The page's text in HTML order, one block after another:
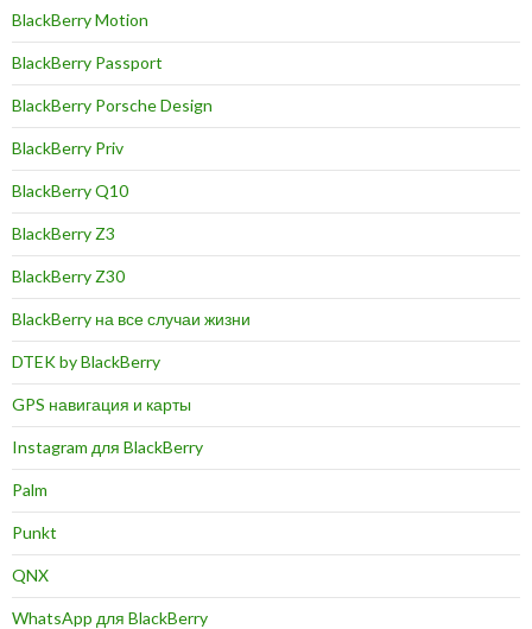
BlackBerry Motion
BlackBerry Passport
BlackBerry Porsche Design
BlackBerry Priv
BlackBerry Q10
BlackBerry Z3
BlackBerry Z30
BlackBerry на все случаи жизни
DTEK by BlackBerry
GPS навигация и карты
Instagram для BlackBerry
Palm
Punkt
QNX
WhatsApp для BlackBerry